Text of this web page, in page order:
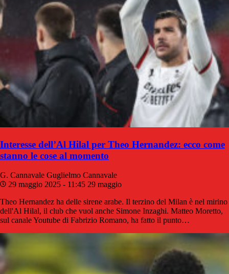
Interesse dell’Al Hilal per Theo Hernandez: ecco come
stanno le cose al momento
G. Cannavale Guglielmo Cannavale
29 maggio 2025 - 11:45 29 maggio
Theo Hernandez ha delle sirene arabe. Il terzino del Milan è nel mirino
dell'Al Hilal, il club che vuol anche Simone Inzaghi. Matteo Moretto,
sul canale Youtube di Fabrizio Romano, ha fatto il punto…